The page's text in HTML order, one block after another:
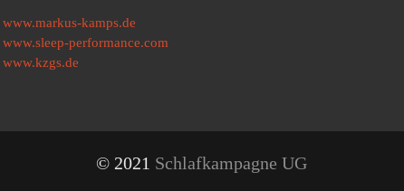
www.markus-kamps.de
www.sleep-performance.com
www.kzgs.de
© 2021 Schlafkampagne UG